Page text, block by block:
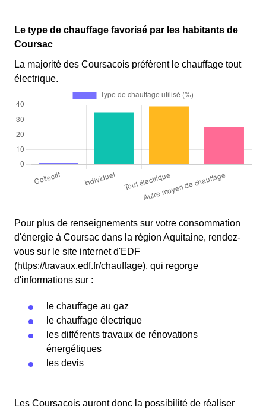
Le type de chauffage favorisé par les habitants de
Coursac
La majorité des Coursacois préfèrent le chauffage tout
électrique.
Pour plus de renseignements sur votre consommation
d'énergie à Coursac dans la région Aquitaine, rendez-
vous sur le site internet d'EDF
(https://travaux.edf.fr/chauffage), qui regorge
d'informations sur :
le chauffage au gaz
le chauffage électrique
les différents travaux de rénovations
énergétiques
les devis
Les Coursacois auront donc la possibilité de réaliser